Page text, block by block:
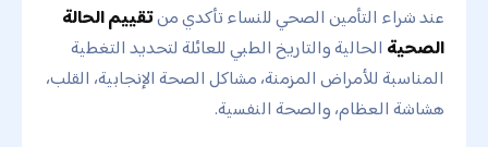
عند شراء التأمين الصحي للنساء تأكدي منتقييم الحالة
الصحية الحالية والتاريخ الطبي للعائلة لتحديد التغطية
المناسبة للأمراض المزمنة، مشاكل الصحة الإنجابية، القلب،
هشاشة العظام، والصحة النفسية.